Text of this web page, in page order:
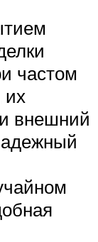
частом
их
внешний